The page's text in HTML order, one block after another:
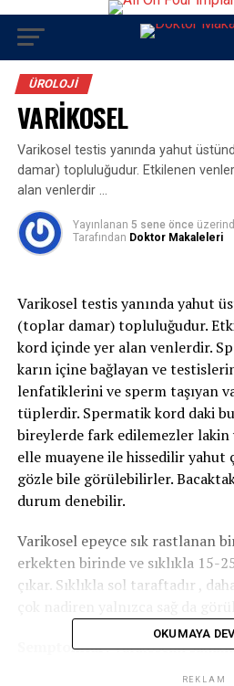
ÜROLOJI
VARİKOSEL
Varikosel testis yanında yahut
damar) topluluğudur. Etkilenen
alan venlerdir …
Yayınlanan 5 sene önce
Tarafından Doktor Makaleleri
Varikosel testis yanında yahut
(toplar damar) topluluğudur.
kord içinde yer alan venlerdir.
karın içine bağlayan ve
lenfatiklerini ve sperm taşıyan
tüplerdir. Spermatik kord daki
bireylerde fark edilemezler
elle muayene ile hissedilir yahut
gözle bile görülebilirler.
durum denebilir.
Varikosel epeyce sık rastlanan
erkekten birinde ve sıklıkla 15-
çıkar. Sıklıkla sol taraftadır ,
Semptomlar:Varikoselin
OKUMAYA
REKLAM